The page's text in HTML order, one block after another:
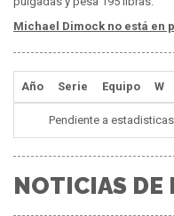
Michael Dimock no está en
Año Serie Equipo W
Pendiente a
NOTICIAS DE